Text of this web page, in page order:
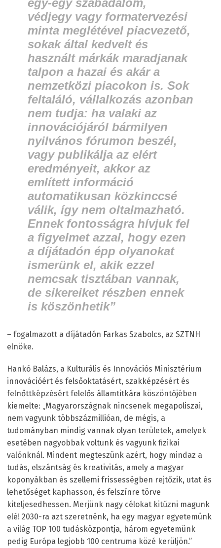
védjegy vagy formatervezési
minta meglétével piacvezető,
sokak által kedvelt és
használt márkák maradjanak
talpon a hazai és akár a
nemzetközi piacokon is. Sok
feltaláló, vállalkozás azonban
nem tudja: ha valaki az
innovációjáról bármilyen
nyilvános fórumon beszél,
vagy publikálja az elért
eredményeit, akkor az
említett információ
automatikusan közkinccsé
válik, így nem oltalmazható.
Ennek fontosságra hívjuk fel
a figyelmet azzal, hogy ezen
a díjátadón épp olyanokat
ismerünk el, akik ezzel
nemcsak tisztában vannak,
de sikereiket részben ennek
is köszönhetik”
– fogalmazott a díjátadón Farkas Szabolcs, az SZTNH
elnöke.
Hankó Balázs, a Kulturális és Innovációs Minisztérium
innovációért és felsőoktatásért, szakképzésért és
felnőttképzésért felelős államtitkára köszöntőjében
kiemelte: „Magyarországnak nincsenek megapoliszai,
nem vagyunk többszázmillióan, de mégis, a
tudományban mindig vannak olyan területek, amelyek
esetében nagyobbak voltunk és vagyunk fizikai
valónknál. Mindent megteszünk azért, hogy mindaz a
tudás, elszántság és kreativitás, amely a magyar
koponyákban és szellemi frissességben rejtőzik, utat és
lehetőséget kaphasson, és felszínre törve
kiteljesedhessen. Merjünk nagy célokat kitűzni magunk
elé! 2030-ra azt szeretnénk, ha egy magyar egyetemünk
a világ TOP 100 tudásközpontja, három egyetemünk
pedig Európa legjobb 100 centruma közé kerüljön.”